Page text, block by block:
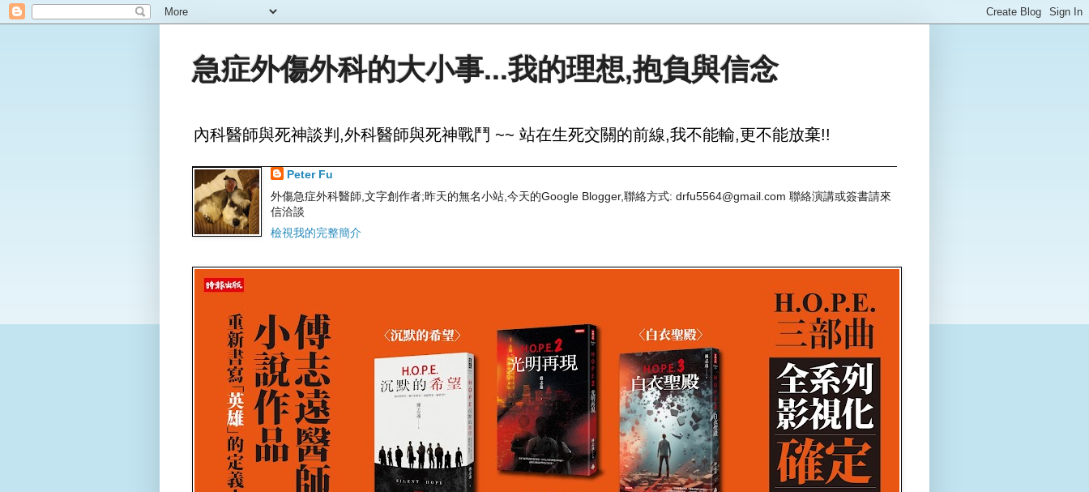
急症外傷外科的大小事...我的理想,抱負與信念
內科醫師與死神談判,外科醫師與死神戰鬥 ~~ 站在生死交關的前線,我不能輸,更不能放棄!!
Peter Fu
外傷急症外科醫師,文字創作者;昨天的無名小站,今天的Google Blogger,聯絡方式: drfu5564@gmail.com 聯絡演講或簽書請來
信洽談
檢視我的完整簡介